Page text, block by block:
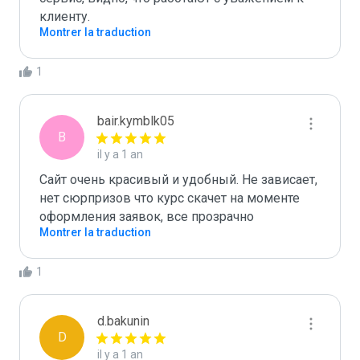
клиенту.
Montrer la traduction
1
B
bair.kymblk05
il y a 1 an
Сайт очень красивый и удобный. Не зависает,
нет сюрпризов что курс скачет на моменте
оформления заявок, все прозрачно
Montrer la traduction
1
D
d.bakunin
il y a 1 an